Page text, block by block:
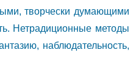
творчески думающими
Нетрадиционные методы
наблюдательность,